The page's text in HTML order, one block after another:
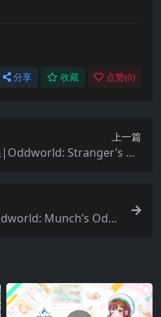
分享 收藏 点赞(0)
上一篇
Stranger’s Wr
Munch’s Odd